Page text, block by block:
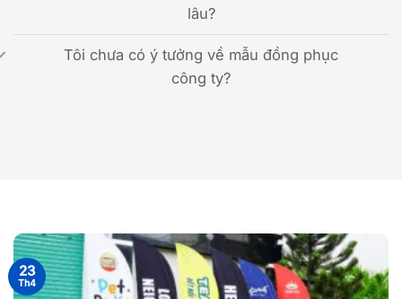
lâu?
Tôi chưa có ý tưởng về mẫu đồng phục
công ty?
23
Th4